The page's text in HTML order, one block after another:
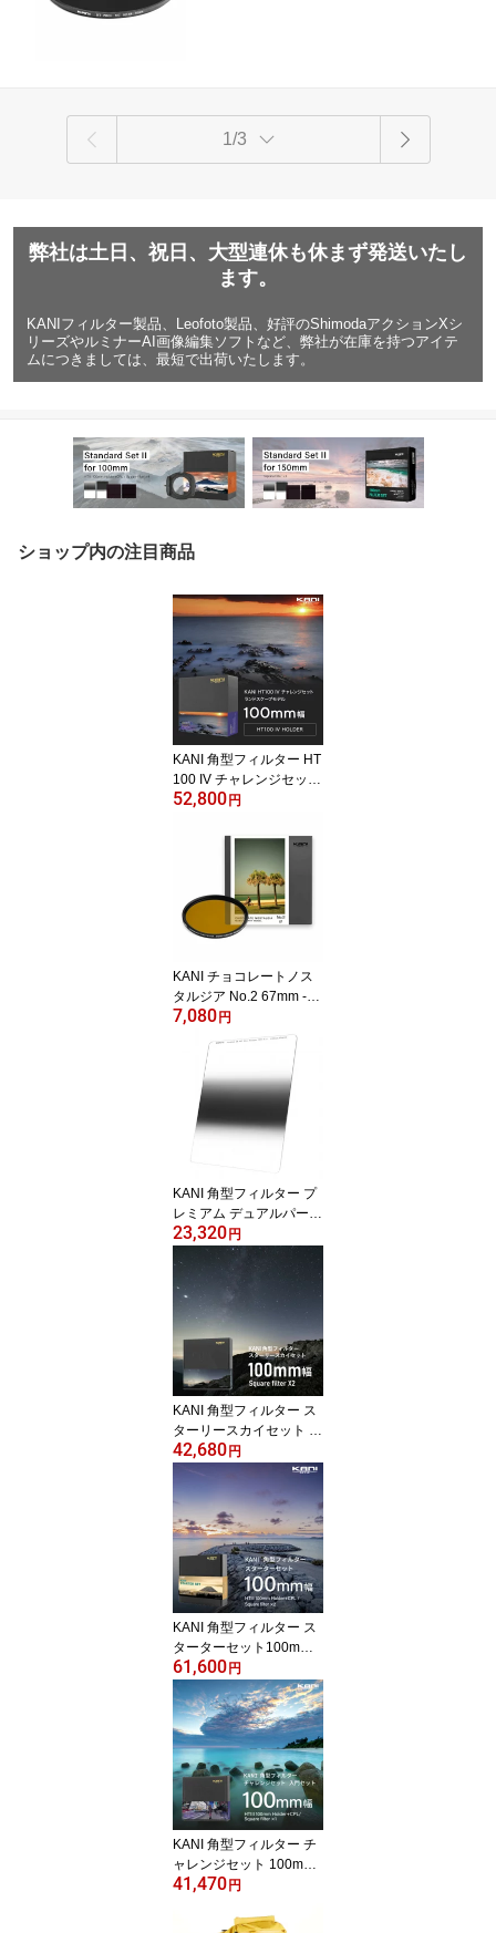
1/3
弊社は土日、祝日、大型連休も休まず発送いたし
ます。
KANIフィルター製品、Leofoto製品、好評のShimodaアクションXシ
リーズやルミナーAI画像編集ソフトなど、弊社が在庫を持つアイテ
ムにつきましては、最短で出荷いたします。
ショップ内の注目商品
KANI 角型フィルター HT
100 IV チャレンジセット
ランドスケープモデル
52,800 円
KANI チョコレートノス
タルジア No.2 67mm -M
ONO GRAPHY MODEL-
7,080 円
KANI 角型フィルター プ
レミアム デュアルパーパ
ス GND 0.75 100x150m
m (ハーフND6 減光効果:
最大2 1/2絞り分) / レンズ
フィルター 角形
23,320 円
KANI 角型フィルター ス
ターリースカイセット 1
00mm幅 / 角形フィルタ
ー レンズフィルター
42,680 円
KANI 角型フィルター ス
ターターセット100mm
幅 入門セット/ 角形フィ
ルター レンズフィルター
61,600 円
KANI 角型フィルター チ
ャレンジセット 100mm
幅 入門セット/ 角形フィ
41,470 円